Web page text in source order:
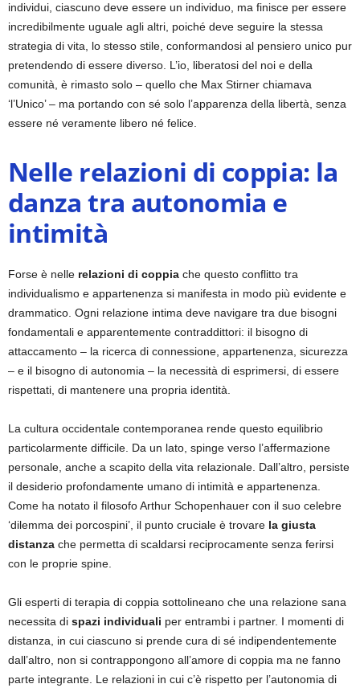
individui, ciascuno deve essere un individuo, ma finisce per essere
incredibilmente uguale agli altri, poiché deve seguire la stessa
strategia di vita, lo stesso stile, conformandosi al pensiero unico pur
pretendendo di essere diverso. L’io, liberatosi del noi e della
comunità, è rimasto solo – quello che Max Stirner chiamava
‘l’Unico’ – ma portando con sé solo l’apparenza della libertà, senza
essere né veramente libero né felice.
Nelle relazioni di coppia: la
danza tra autonomia e
intimità
Forse è nelle relazioni di coppia che questo conflitto tra
individualismo e appartenenza si manifesta in modo più evidente e
drammatico. Ogni relazione intima deve navigare tra due bisogni
fondamentali e apparentemente contraddittori: il bisogno di
attaccamento – la ricerca di connessione, appartenenza, sicurezza
– e il bisogno di autonomia – la necessità di esprimersi, di essere
rispettati, di mantenere una propria identità.
La cultura occidentale contemporanea rende questo equilibrio
particolarmente difficile. Da un lato, spinge verso l’affermazione
personale, anche a scapito della vita relazionale. Dall’altro, persiste
il desiderio profondamente umano di intimità e appartenenza.
Come ha notato il filosofo Arthur Schopenhauer con il suo celebre
‘dilemma dei porcospini’, il punto cruciale è trovare la giusta
distanza che permetta di scaldarsi reciprocamente senza ferirsi
con le proprie spine.
Gli esperti di terapia di coppia sottolineano che una relazione sana
necessita di spazi individuali per entrambi i partner. I momenti di
distanza, in cui ciascuno si prende cura di sé indipendentemente
dall’altro, non si contrappongono all’amore di coppia ma ne fanno
parte integrante. Le relazioni in cui c’è rispetto per l’autonomia di